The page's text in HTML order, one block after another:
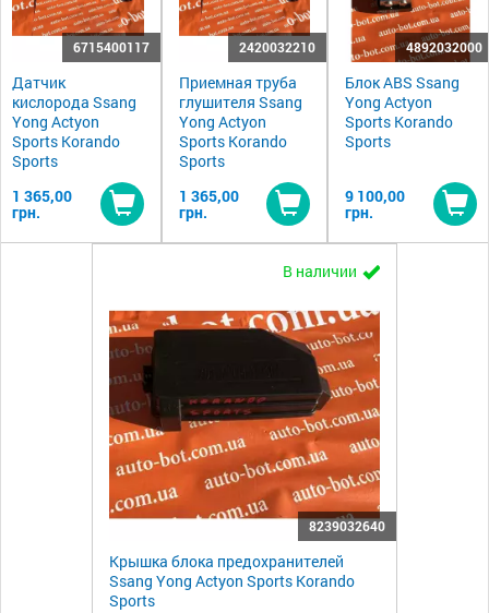
6715400117
Датчик
кислорода Ssang
Yong Actyon
Sports Korando
Sports
1 365,00
грн.
Купить
2420032210
Приемная труба
глушителя Ssang
Yong Actyon
Sports Korando
Sports
1 365,00
грн.
Купить
4892032000
Блок ABS Ssang
Yong Actyon
Sports Korando
Sports
9 100,00
грн.
В наличии
8239032640
Крышка блока предохранителей
Ssang Yong Actyon Sports Korando
Sports